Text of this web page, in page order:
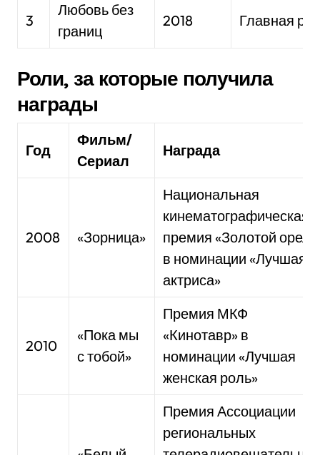
3
Любовь без
границ
2018 Главная
Роли, за которые получила
награды
Год
Фильм/
Сериал
Награда
2008 «Зорница»
Национальная
кинематографическая
премия «Золотой орел»
в номинации «Лучшая
актриса»
2010
«Пока мы
с тобой»
Премия МКФ
«Кинотавр» в
номинации «Лучшая
женская роль»
Премия Ассоциации
региональных